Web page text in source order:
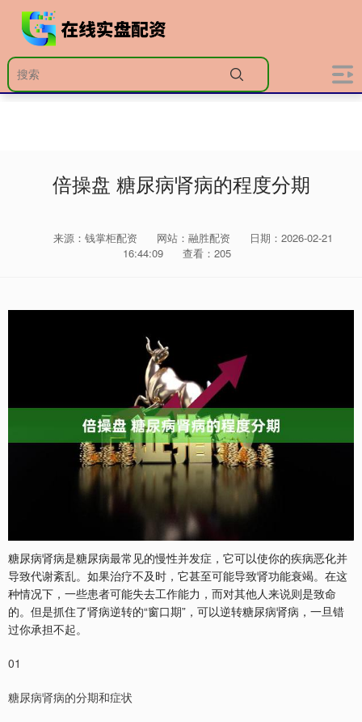
倍操盘 糖尿病肾病的程度分期
来源：钱掌柜配资 网站：融胜配资
日期：2026-02-21
16:44:09
查看：205
糖尿病肾病是糖尿病最常见的慢性并发症，它可以使你的疾病恶化并
导致代谢紊乱。如果治疗不及时，它甚至可能导致肾功能衰竭。在这
种情况下，一些患者可能失去工作能力，而对其他人来说则是致命
的。但是抓住了肾病逆转的“窗口期”，可以逆转糖尿病肾病，一旦错
过你承担不起。
01
糖尿病肾病的分期和症状